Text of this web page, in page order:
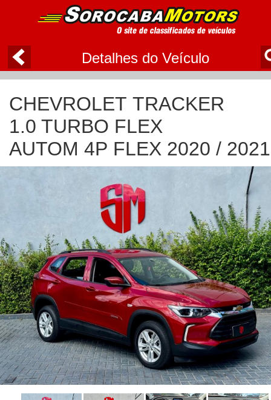
Detalhes do Veículo
CHEVROLET TRACKER
1.0 TURBO FLEX
AUTOM 4P FLEX 2020 / 2021